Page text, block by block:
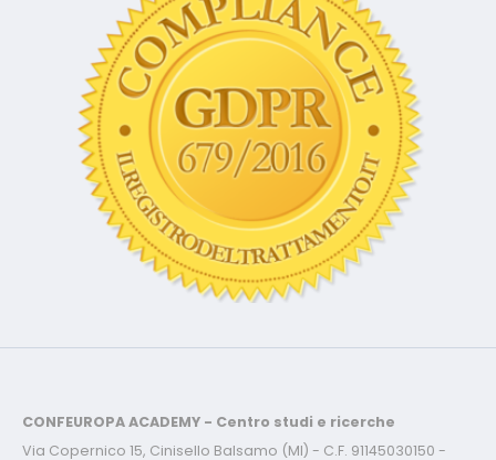
CONFEUROPA ACADEMY - Centro studi e ricerche
Via Copernico 15, Cinisello Balsamo (MI) - C.F. 91145030150 -